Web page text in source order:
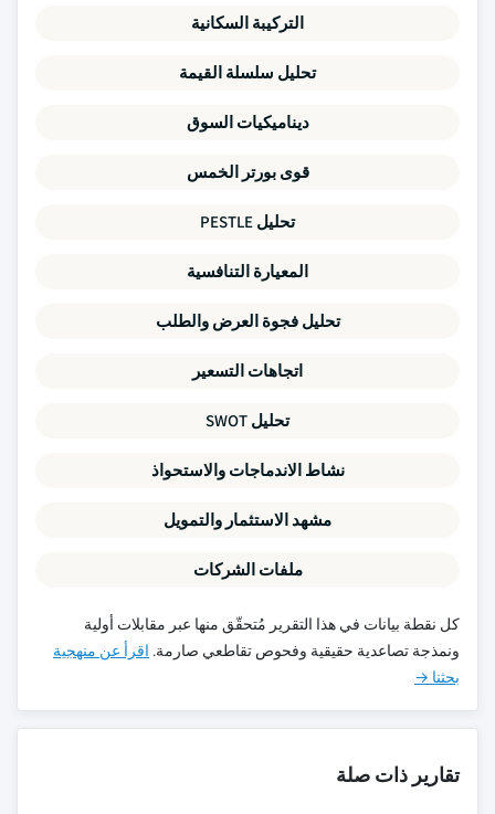
التركيبة السكانية
تحليل سلسلة القيمة
ديناميكيات السوق
قوى بورتر الخمس
تحليل PESTLE
المعيارة التنافسية
تحليل فجوة العرض والطلب
اتجاهات التسعير
تحليل SWOT
نشاط الاندماجات والاستحواذ
مشهد الاستثمار والتمويل
ملفات الشركات
كل نقطة بيانات في هذا التقرير مُتحقّق منها عبر مقابلات أولية
ونمذجة تصاعدية حقيقية وفحوص تقاطعي صارمة. اقرأ عن منهجية
بحثنا →
تقارير ذات صلة